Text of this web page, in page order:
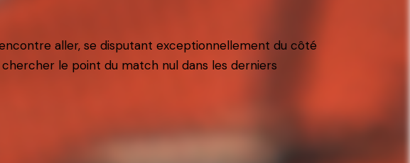
aller, se disputant exceptionnellement du côté
le point du match nul dans les derniers